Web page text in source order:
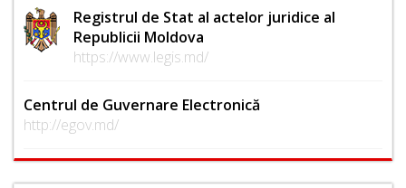
Registrul de Stat al actelor juridice al
Republicii Moldova
https://www.legis.md/
Centrul de Guvernare Electronică
http://egov.md/